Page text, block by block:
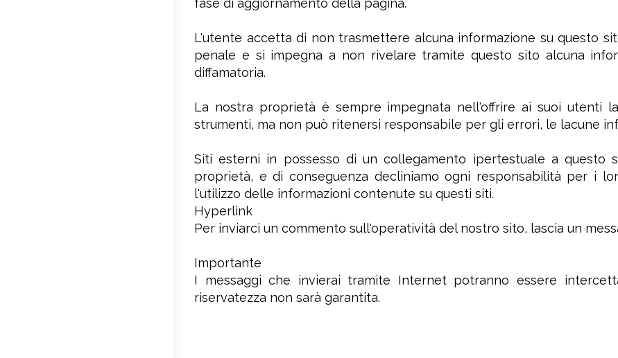
fase di aggiornamento della pagina.
L'utente accetta di non trasmettere alcuna informazione su questo
penale e si impegna a non rivelare tramite questo sito alcuna
diffamatoria.
La nostra proprietà è sempre impegnata nell'offrire ai suoi utenti
strumenti, ma non può ritenersi responsabile per gli errori, le lacune
Siti esterni in possesso di un collegamento ipertestuale a
proprietà, e di conseguenza decliniamo ogni responsabilità per i
l'utilizzo delle informazioni contenute su questi siti.
Hyperlink
Per inviarci un commento sull'operatività del nostro sito, lascia un
Importante
I messaggi che invierai tramite Internet potranno essere
riservatezza non sarà garantita.